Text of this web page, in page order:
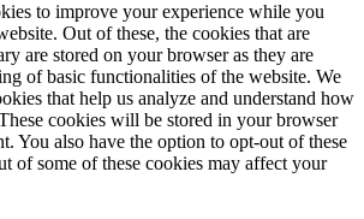
to improve your experience while you
Out of these, the cookies that are
are stored on your browser as they are
of basic functionalities of the website. We
that help us analyze and understand how
cookies will be stored in your browser
You also have the option to opt-out of these
of some of these cookies may affect your